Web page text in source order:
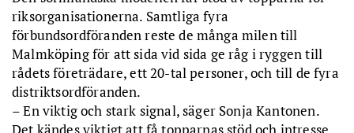
riksorganisationerna. Samtliga fyra
förbundsordföranden reste de många milen till
Malmköping för att sida vid sida ge råg i ryggen till
rådets företrädare, ett 20-tal personer, och till de fyra
distriktsordföranden.
– En viktig och stark signal, säger Sonja Kantonen.